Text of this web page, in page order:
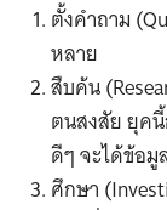
ตั้งคำถาม
หลาย
สืบค้น
ตนสงสัย ยุค
ดีๆ จะได้ข้อมู
ศึกษา